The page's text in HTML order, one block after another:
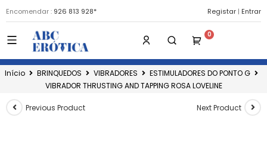
Encomendar : 926 813 928* Registar | Entrar
Início BRINQUEDOS VIBRADORES
ESTIMULADORES DO PONTO G
VIBRADOR THRUSTING AND TAPPING ROSA LOVELINE
Previous Product Next Product